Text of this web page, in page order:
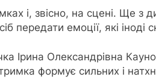
і, звісно, на сцені. Ще з
передати емоції, які
Ірина Олександрівна
формує сильних і